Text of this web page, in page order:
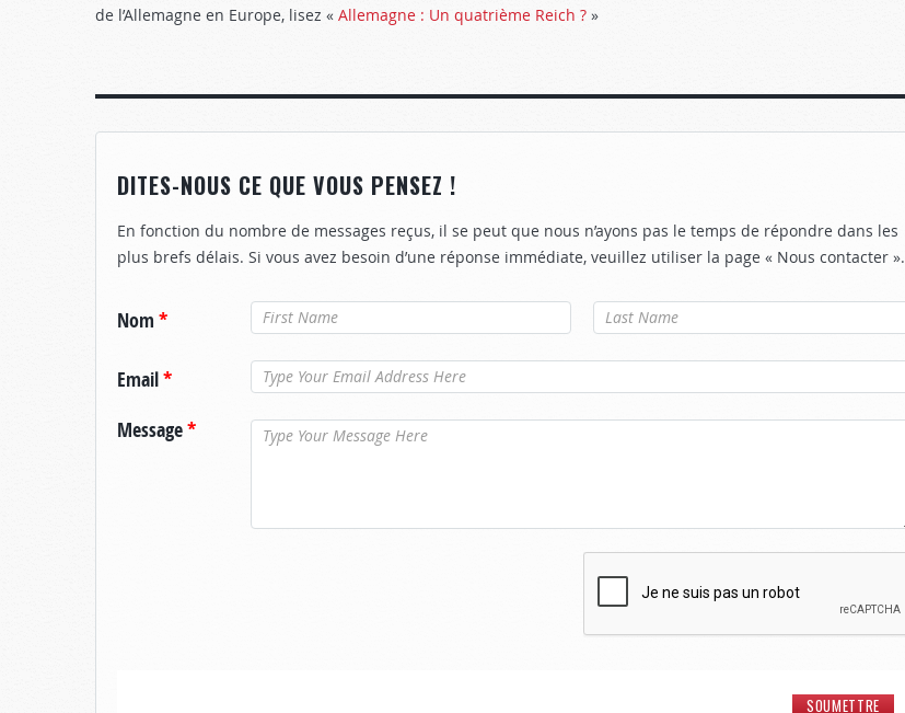
de l’Allemagne en Europe, lisez « Allemagne : Un quatrième Reich ? »
DITES-NOUS CE QUE VOUS PENSEZ !
En fonction du nombre de messages reçus, il se peut que nous n’ayons pas le temps de répondre dans les
plus brefs délais. Si vous avez besoin d’une réponse immédiate, veuillez utiliser la page « Nous contacter ».
Nom *
Nom de
famille*
Email*
Message*